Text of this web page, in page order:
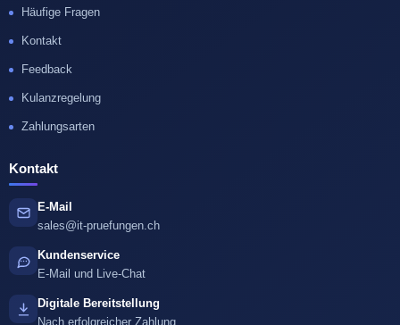
Häufige Fragen
Kontakt
Feedback
Kulanzregelung
Zahlungsarten
Kontakt
E-Mail
sales@it-pruefungen.ch
Kundenservice
E-Mail und Live-Chat
Digitale Bereitstellung
Nach erfolgreicher Zahlung